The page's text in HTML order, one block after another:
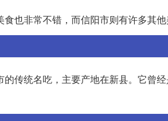
也非常不错，而信阳市则有许多其他
传统名吃，主要产地在新县。它曾